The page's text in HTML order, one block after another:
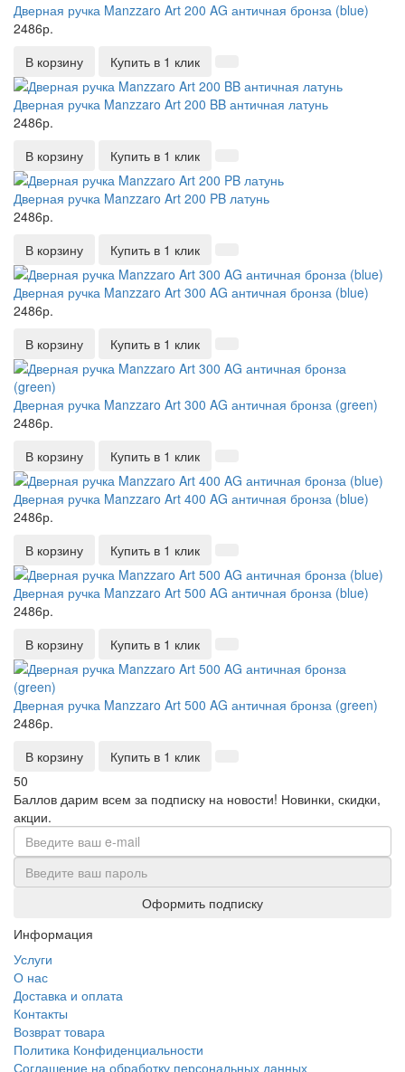
Дверная ручка Manzzaro Art 200 AG античная бронза (blue)
2486р.
В корзину
Купить в 1 клик
Дверная ручка Manzzaro Art 200 BB античная латунь
2486р.
В корзину
Купить в 1 клик
Дверная ручка Manzzaro Art 200 PB латунь
2486р.
В корзину
Купить в 1 клик
Дверная ручка Manzzaro Art 300 AG античная бронза (blue)
2486р.
В корзину
Купить в 1 клик
Дверная ручка Manzzaro Art 300 AG античная бронза (green)
2486р.
В корзину
Купить в 1 клик
Дверная ручка Manzzaro Art 400 AG античная бронза (blue)
2486р.
В корзину
Купить в 1 клик
Дверная ручка Manzzaro Art 500 AG античная бронза (blue)
2486р.
В корзину
Купить в 1 клик
Дверная ручка Manzzaro Art 500 AG античная бронза (green)
2486р.
В корзину
Купить в 1 клик
50
Баллов дарим всем за подписку на новости! Новинки, скидки,
акции.
Оформить подписку
Информация
Услуги
О нас
Доставка и оплата
Контакты
Возврат товара
Политика Конфиденциальности
Соглашение на обработку персональных данных